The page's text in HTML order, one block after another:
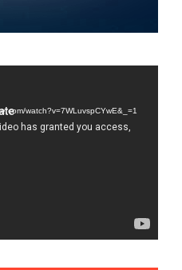
watch?v=7WLuvspCYwE&_=1